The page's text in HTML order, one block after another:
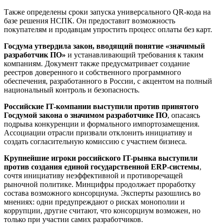
Также определены сроки запуска универсального QR-кода на
базе решения НСПК. Он предоставит возможность
покупателям и продавцам упростить процесс оплаты без карт.
Госдума утвердила закон, вводящий понятие «значимый
разработчик ПО» и устанавливающий требования к таким
компаниям. Документ также предусматривает создание
реестров доверенного и собственного программного
обеспечения, разработанного в России, с акцентом на полный
национальный контроль и безопасность.
Российские IT-компании выступили против принятого
Госдумой закона о значимом разработчике ПО, опасаясь
подрыва конкуренции и формального импортозамещения.
Ассоциации отрасли призвали отклонить инициативу и
создать согласительную комиссию с участием бизнеса.
Крупнейшие игроки российского IT-рынка выступили
против создания единой государственной ERP-системы,
сочтя инициативу неэффективной и противоречащей
рыночной политике. Минцифры продолжает проработку
состава возможного консорциума. Эксперты разошлись во
мнениях: одни предупреждают о рисках монополии и
коррупции, другие считают, что консорциум возможен, но
только при участии самих разработчиков.